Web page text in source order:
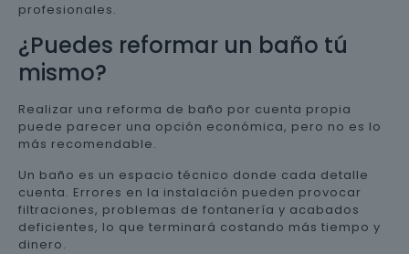
profesionales.
¿Puedes reformar un baño tú
mismo?
Realizar una reforma de baño por cuenta propia
puede parecer una opción económica, pero no es lo
más recomendable.
Un baño es un espacio técnico donde cada detalle
cuenta. Errores en la instalación pueden provocar
filtraciones, problemas de fontanería y acabados
deficientes, lo que terminará costando más tiempo y
dinero.